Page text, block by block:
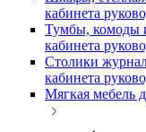
кабинета
Тумбы, комоды
кабинета
Столики
кабинета
Мягкая мебель